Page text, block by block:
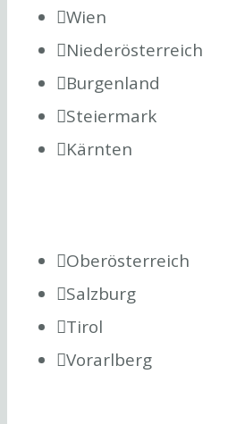
Wien
Niederösterreich
Burgenland
Steiermark
Kärnten
Oberösterreich
Salzburg
Tirol
Vorarlberg